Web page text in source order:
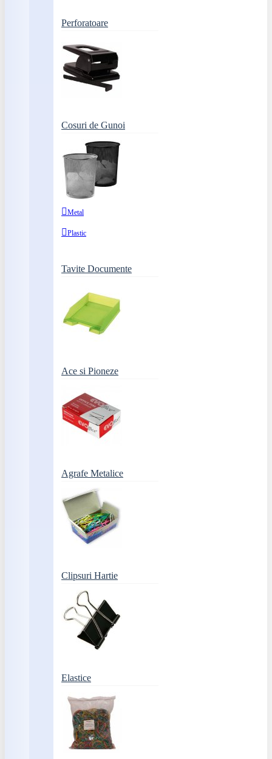
Perforatoare
Cosuri de Gunoi
Metal
Plastic
Tavite Documente
Ace si Pioneze
Agrafe Metalice
Clipsuri Hartie
Elastice